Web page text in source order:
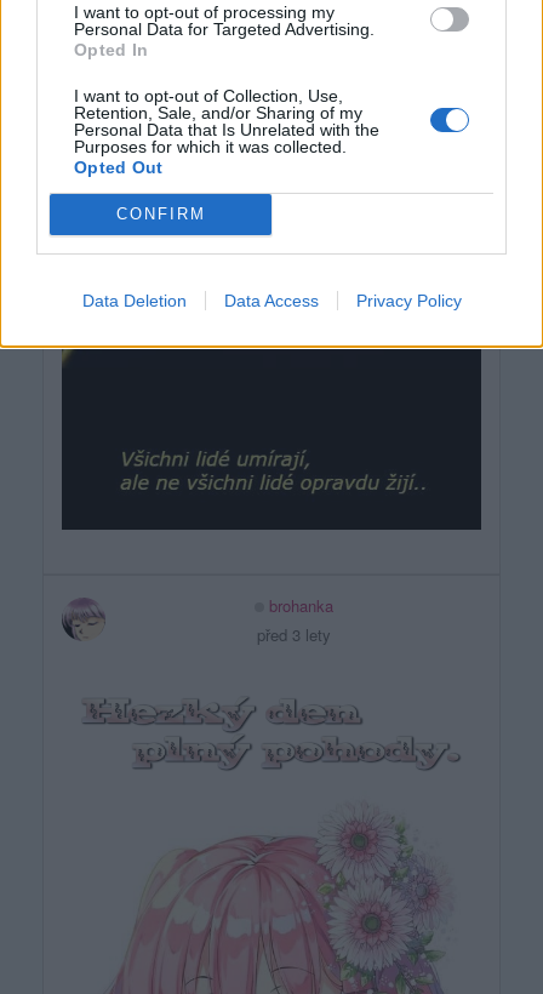
I want to opt-out of processing my
Personal Data for Targeted Advertising.
Opted In
I want to opt-out of Collection, Use,
Retention, Sale, and/or Sharing of my
Personal Data that Is Unrelated with the
Purposes for which it was collected.
Opted Out
CONFIRM
Data Deletion Data Access Privacy Policy
brohanka
před 3 lety